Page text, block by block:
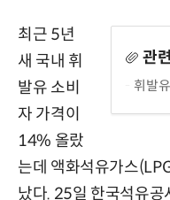
관
휘발
최근 5년
새 국내 휘
발유 소비
자 가격이
14% 올랐
는데 액화석유가스
났다. 25일 한국석유